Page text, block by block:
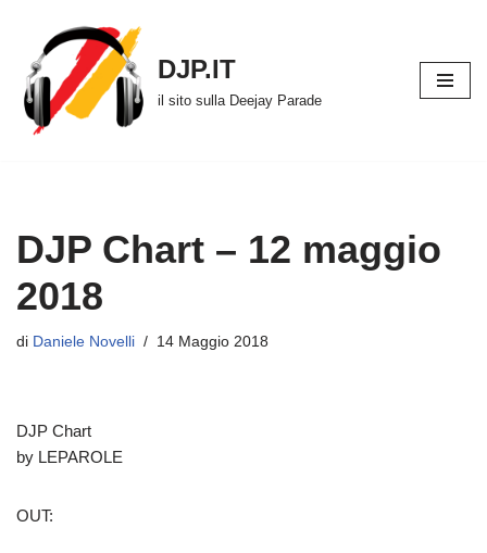
Vai
al
contenuto
DJP.IT
il sito sulla Deejay Parade
DJP Chart – 12 maggio
2018
di Daniele Novelli 14 Maggio 2018
DJP Chart
by LEPAROLE
OUT: